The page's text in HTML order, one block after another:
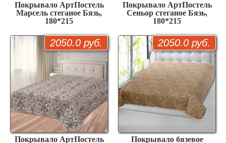
Покрывало АртПостель
Марсель стеганое Бязь,
180*215
Покрывало АртПостель
Сеньор стеганое Бязь,
180*215
Покрывало АртПостель
2050.0 руб.
Покрывало бязевое
2050.0 руб.